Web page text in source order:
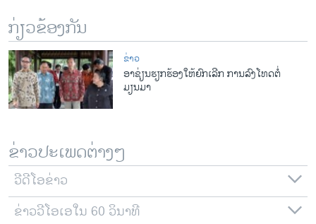
ສຽງ
ລາຍການກະຈາຍສຽງ
ລາຍງານ
ຕິດຕາມພວກເຮົາ ທີ່
ພາສາຕ່າງໆ
ກ່ຽວຂ້ອງກັນ
ຂ່າວ
ອາຊ່ຽນຮຽກຮ້ອງໃຫ້ຍົກເລີກ ການລົງໂທດຕໍ່
ມຽນມາ
ຂ່າວປະເພດຕ່າງໆ
ວີດີໂອຂ່າວ
ຂ່າວວີໂອເອໃນ 60 ວິນາທີ